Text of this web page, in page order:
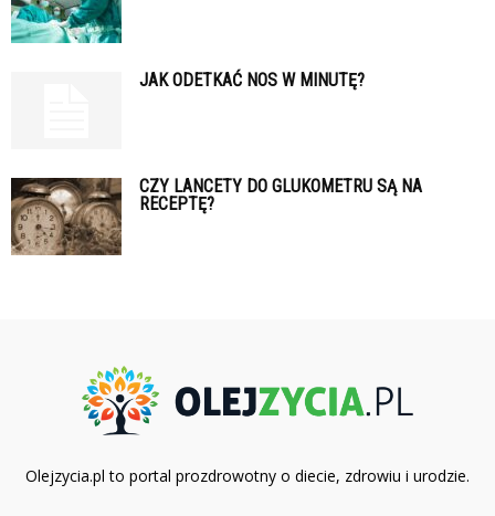
JAK ODETKAĆ NOS W MINUTĘ?
CZY LANCETY DO GLUKOMETRU SĄ NA
RECEPTĘ?
Olejzycia.pl to portal prozdrowotny o diecie, zdrowiu i urodzie.